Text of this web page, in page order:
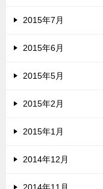
2015年7月
2015年6月
2015年5月
2015年2月
2015年1月
2014年12月